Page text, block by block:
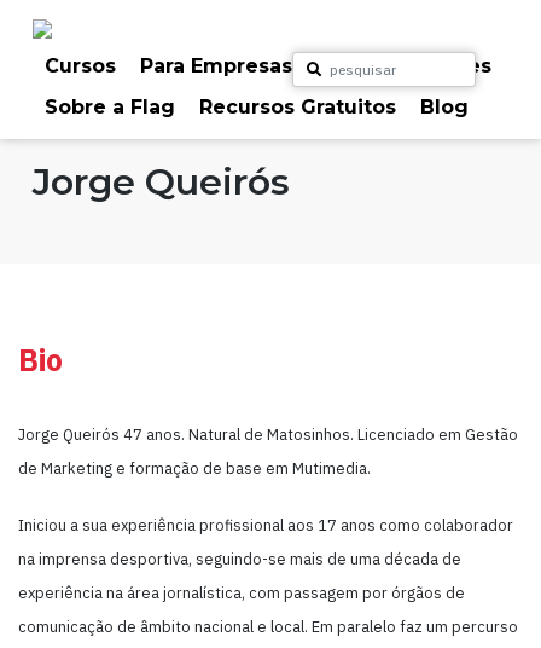
Cursos Para Empresas
Para Particulares
Sobre a Flag
Recursos Gratuitos Blog
Home Formadores
Jorge Queirós
Bio
Jorge Queirós 47 anos. Natural de Matosinhos. Licenciado em Gestão
de Marketing e formação de base em Mutimedia.
Iniciou a sua experiência profissional aos 17 anos como colaborador
na imprensa desportiva, seguindo-se mais de uma década de
experiência na área jornalística, com passagem por órgãos de
comunicação de âmbito nacional e local. Em paralelo faz um percurso